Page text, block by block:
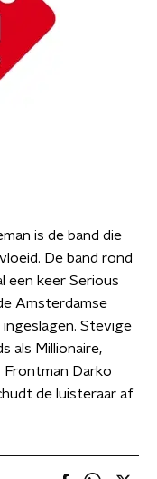
is de band die
De band rond
een keer Serious
Amsterdamse
Stevige
als Millionaire,
Frontman Darko
de luisteraar af